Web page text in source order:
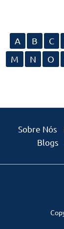
A B C
M
N O
Sobre Nós
Blogs